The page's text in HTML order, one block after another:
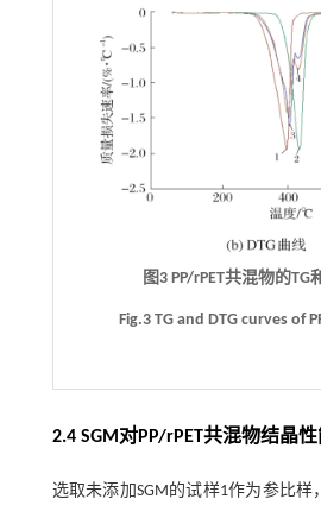
图3 PP/rPET共混物的TG
Fig.3 TG and DTG curves of
2.4 SGM对PP/rPET共混物结晶
选取未添加SGM的试样1作为参比样